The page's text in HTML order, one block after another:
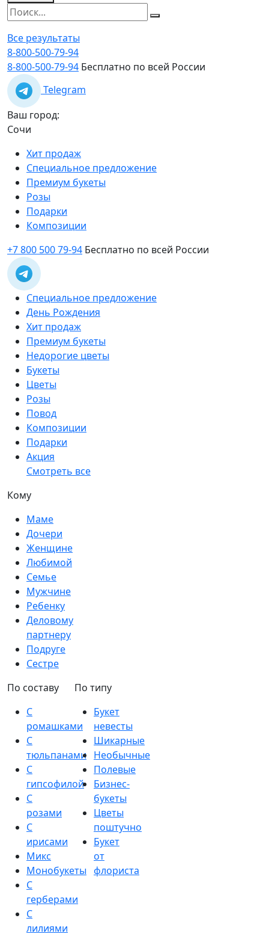
Все результаты
8-800-500-79-94
8-800-500-79-94 Бесплатно по всей России
Telegram
Ваш город:
Сочи
Хит продаж
Специальное предложение
Премиум букеты
Розы
Подарки
Композиции
+7 800 500 79-94 Бесплатно по всей России
Специальное предложение
День Рождения
Хит продаж
Премиум букеты
Недорогие цветы
Букеты
Цветы
Розы
Повод
Композиции
Подарки
Акция
Смотреть все
Кому
Маме
Дочери
Женщине
Любимой
Семье
Мужчине
Ребенку
Деловому
партнеру
Подруге
Сестре
По составу
С
ромашками
С
тюльпанами
С
гипсофилой
С
розами
С
ирисами
Микс
Монобукеты
С
герберами
С
лилиями
По типу
Букет
невесты
Шикарные
Необычные
Полевые
Бизнес-
букеты
Цветы
поштучно
Букет
от
флориста